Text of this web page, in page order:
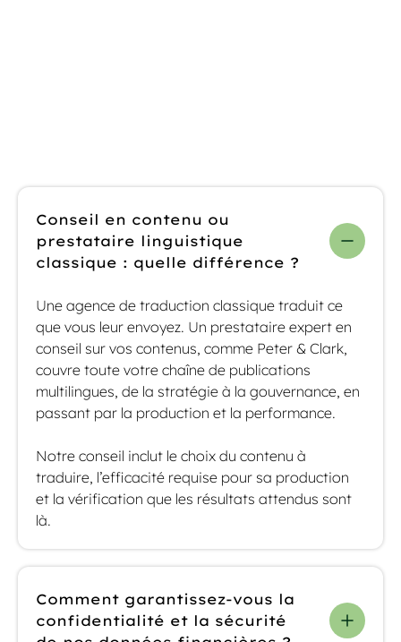
Conseil en contenu ou
prestataire linguistique
classique : quelle différence ?
Une agence de traduction classique traduit ce
que vous leur envoyez. Un prestataire expert en
conseil sur vos contenus, comme Peter & Clark,
couvre toute votre chaîne de publications
multilingues, de la stratégie à la gouvernance, en
passant par la production et la performance.
Notre conseil inclut le choix du contenu à
traduire, l’efficacité requise pour sa production
et la vérification que les résultats attendus sont
là.
Comment garantissez-vous la
confidentialité et la sécurité